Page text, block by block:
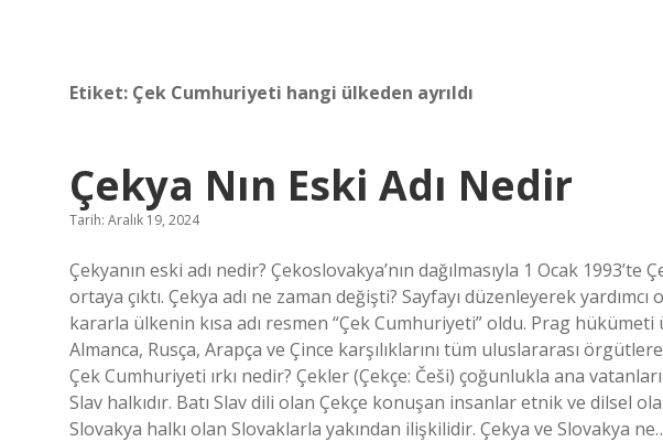
Etiket: Çek Cumhuriyeti hangi ülkeden ayrıldı
Çekya Nın Eski Adı Nedir
Tarih: Aralık 19, 2024
Çekyanın eski adı nedir? Çekoslovakya’nın dağılmasıyla 1 Ocak
ortaya çıktı. Çekya adı ne zaman değişti? Sayfayı düzenleyerek
kararla ülkenin kısa adı resmen “Çek Cumhuriyeti” oldu. Prag hükümeti
Almanca, Rusça, Arapça ve Çince karşılıklarını tüm uluslararası
Çek Cumhuriyeti ırkı nedir? Çekler (Çekçe: Češi) çoğunlukla ana
Slav halkıdır. Batı Slav dili olan Çekçe konuşan insanlar etnik ve dilsel
Slovakya halkı olan Slovaklarla yakından ilişkilidir. Çekya ve Slovakya